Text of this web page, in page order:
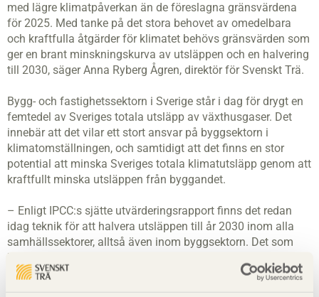
med lägre klimatpåverkan än de föreslagna gränsvärdena
för 2025. Med tanke på det stora behovet av omedelbara
och kraftfulla åtgärder för klimatet behövs gränsvärden som
ger en brant minskningskurva av utsläppen och en halvering
till 2030, säger Anna Ryberg Ågren, direktör för Svenskt Trä.
Bygg- och fastighetssektorn i Sverige står i dag för drygt en
femtedel av Sveriges totala utsläpp av växthusgaser. Det
innebär att det vilar ett stort ansvar på byggsektorn i
klimatomställningen, och samtidigt att det finns en stor
potential att minska Sveriges totala klimatutsläpp genom att
kraftfullt minska utsläppen från byggandet.
– Enligt IPCC:s sjätte utvärderingsrapport finns det redan
idag teknik för att halvera utsläppen till år 2030 inom alla
samhällssektorer, alltså även inom byggsektorn. Det som
behövs nu, för att minska klimatutsläppen från byggandet,
är politisk handlingskraft för att styra sektorn i rätt riktning.